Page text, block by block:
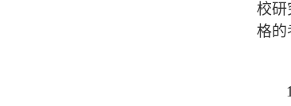
校研
格的